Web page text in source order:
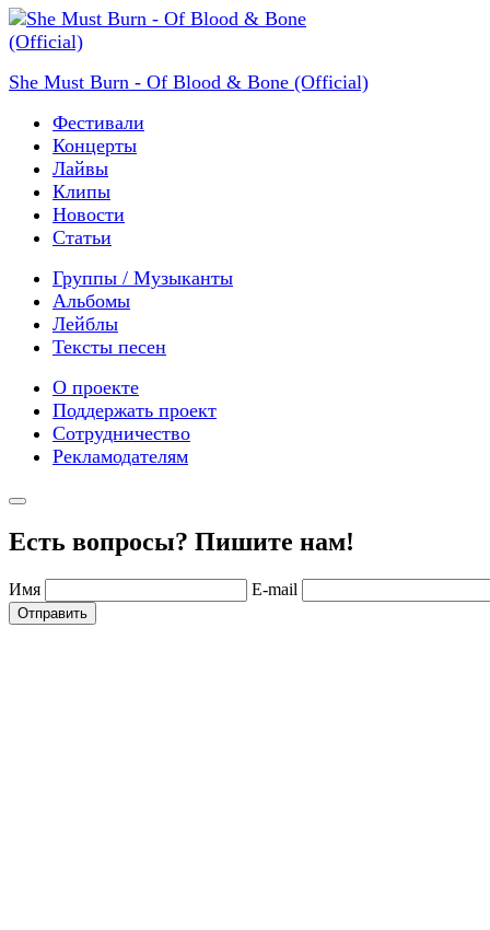
She Must Burn - Of Blood & Bone (Official)
Фестивали
Концерты
Лайвы
Клипы
Новости
Статьи
Группы / Музыканты
Альбомы
Лейблы
Тексты песен
О проекте
Поддержать проект
Сотрудничество
Рекламодателям
Есть вопросы? Пишите нам!
Имя E-mail